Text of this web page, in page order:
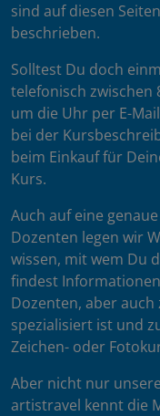
sind auf diesen
beschrieben.
Solltest Du doch
telefonisch zwischen
um die Uhr per E-
bei der
beim Einkauf für
Kurs.
Auch auf eine
Dozenten legen wir
wissen, mit wem Du
findest
Dozenten, aber auch
spezialisiert ist und
Zeichen- oder
Aber nicht nur
artistravel kennt die